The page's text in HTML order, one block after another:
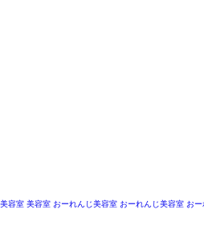
容室 美容室 おーれんじ美容室 おーれんじ美容室 お